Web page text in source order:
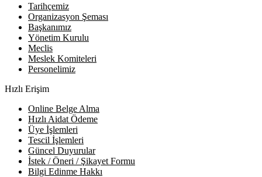
Tarihçemiz
Organizasyon Şeması
Başkanımız
Yönetim Kurulu
Meclis
Meslek Komiteleri
Personelimiz
Hızlı Erişim
Online Belge Alma
Hızlı Aidat Ödeme
Üye İşlemleri
Tescil İşlemleri
Güncel Duyurular
İstek / Öneri / Şikayet Formu
Bilgi Edinme Hakkı